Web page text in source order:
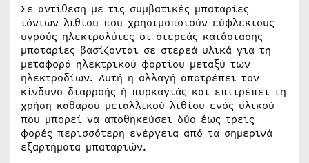
Σε αντίθεση με τις συμβατικές μπαταρίες
ιόντων λιθίου που χρησιμοποιούν εύφλεκτους
υγρούς ηλεκτρολύτες οι στερεάς κατάστασης
μπαταρίες βασίζονται σε στερεά υλικά για τη
μεταφορά ηλεκτρικού φορτίου μεταξύ των
ηλεκτροδίων. Αυτή η αλλαγή αποτρέπει τον
κίνδυνο διαρροής ή πυρκαγιάς και επιτρέπει τη
χρήση καθαρού μεταλλικού λιθίου ενός υλικού
που μπορεί να αποθηκεύσει δύο έως τρεις
φορές περισσότερη ενέργεια από τα σημερινά
εξαρτήματα μπαταριών.